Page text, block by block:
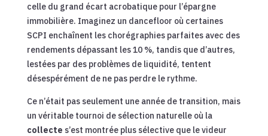
celle du grand écart acrobatique pour l’épargne
immobilière. Imaginez un dancefloor où certaines
SCPI enchaînent les chorégraphies parfaites avec des
rendements dépassant les 10 %, tandis que d’autres,
lestées par des problèmes de liquidité, tentent
désespérément de ne pas perdre le rythme.
Ce n’était pas seulement une année de transition, mais
un véritable tournoi de sélection naturelle où la
collecte s’est montrée plus sélective que le videur